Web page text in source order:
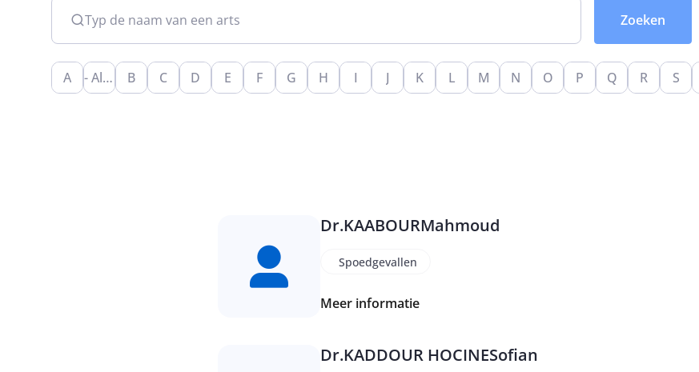
Typ de naam van een arts
A - Alle - B C D E F G H I J K L M N O P Q R S
Dr.KAABOURMahmoud
Spoedgevallen
Meer informatie
Dr.KADDOUR HOCINESofian